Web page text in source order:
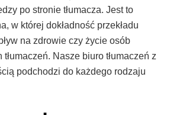
po stronie tłumacza. Jest to
w której dokładność przekładu
na zdrowie czy życie osób
Nasze biuro tłumaczeń z
podchodzi do każdego rodzaju